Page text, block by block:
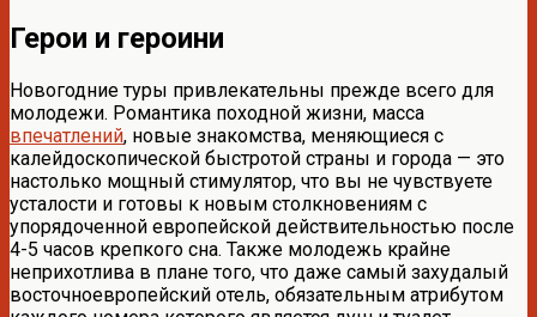
Герои и героини
Новогодние туры привлекательны прежде всего для
молодежи. Романтика походной жизни, масса
впечатлений, новые знакомства, меняющиеся с
калейдоскопической быстротой страны и города — это
настолько мощный стимулятор, что вы не чувствуете
усталости и готовы к новым столкновениям с
упорядоченной европейской действительностью после
4-5 часов крепкого сна. Также молодежь крайне
неприхотлива в плане того, что даже самый захудалый
восточноевропейский отель, обязательным атрибутом